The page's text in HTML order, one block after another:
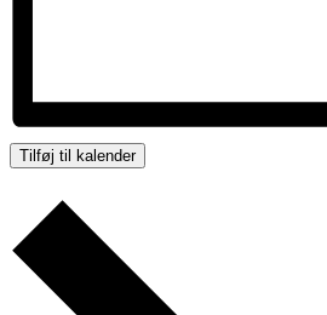
Tilføj til kalender